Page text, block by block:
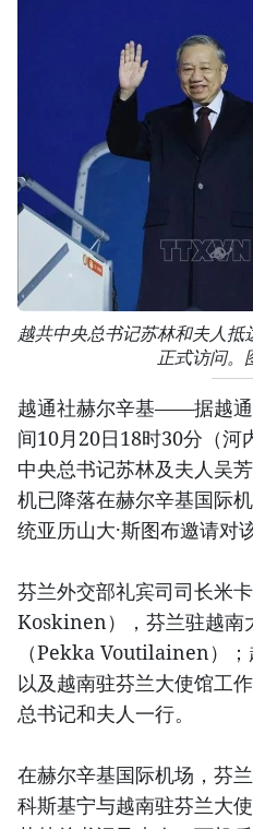
越共中央总书记苏林和夫人
正式访问。
越通社赫尔辛基——据越
间10月20日18时30分（河
中央总书记苏林及夫人吴
机已降落在赫尔辛基国际
统亚历山大·斯图布邀请对
芬兰外交部礼宾司司长米
Koskinen），芬兰驻越南
（Pekka Voutilainen）
以及越南驻芬兰大使馆工
总书记和夫人一行。
在赫尔辛基国际机场，芬
科斯基宁与越南驻芬兰大